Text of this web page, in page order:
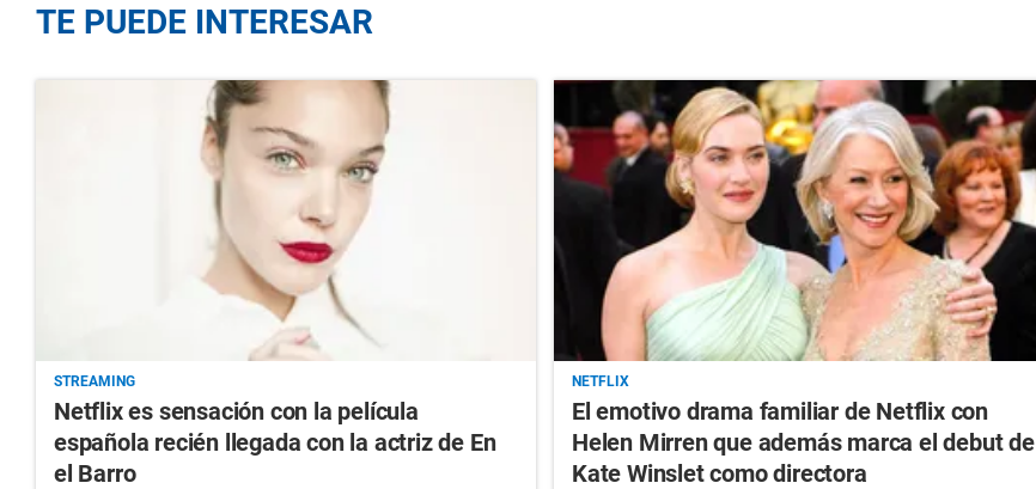
TE PUEDE INTERESAR
STREAMING
Netflix es sensación con la película
española recién llegada con la actriz de En
el Barro
NETFLIX
El emotivo drama familiar de Netflix con
Helen Mirren que además marca el debut de
Kate Winslet como directora